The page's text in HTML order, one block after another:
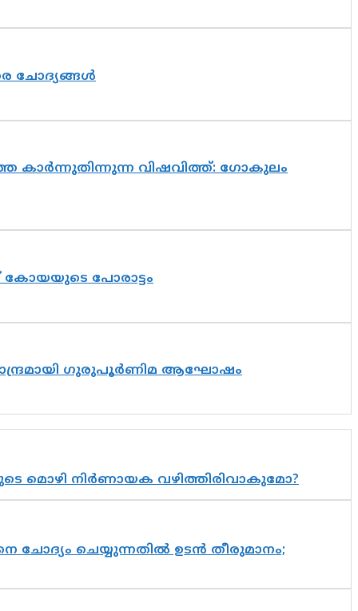
ചോദ്യങ്ങൾ
കാർന്നുതിന്നുന്ന വിഷവിത്ത്: ഗോകുലം
കോയയുടെ പോരാട്ടം
ഗുരുപൂർണിമ ആഘോഷം
മൊഴി നിർണായക വഴിത്തിരിവാകുമോ?
ചെയ്യുന്നതിൽ ഉടൻ തീരുമാനം;